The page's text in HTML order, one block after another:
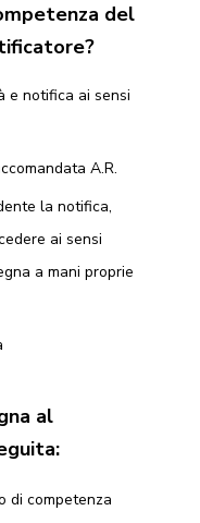
del
e notifica ai sensi
A.R.
la notifica,
ai sensi
a mani proprie
al
di competenza